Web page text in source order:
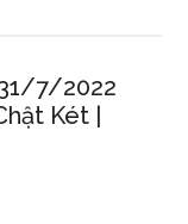
7/2022
Két |